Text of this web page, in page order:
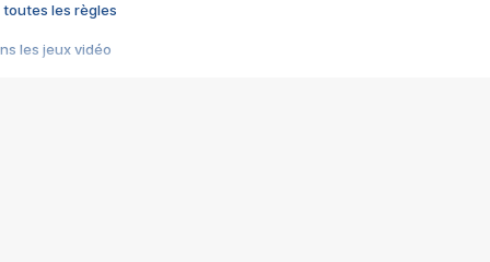
toutes les règles
les jeux vidéo